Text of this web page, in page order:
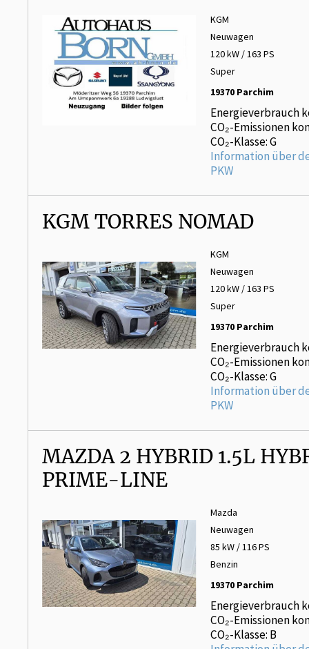
KGM
Neuwagen
120 kW / 163 PS
Super
19370 Parchim
Energieverbrauch
CO₂-Emissionen
CO₂-Klasse: G
Information über
PKW
KGM TORRES NOMAD
KGM
Neuwagen
120 kW / 163 PS
Super
19370 Parchim
Energieverbrauch
CO₂-Emissionen
CO₂-Klasse: G
Information über
PKW
MAZDA 2 HYBRID 1.5L
PRIME-LINE
Mazda
Neuwagen
85 kW / 116 PS
Benzin
19370 Parchim
Energieverbrauch
CO₂-Emissionen
CO₂-Klasse: B